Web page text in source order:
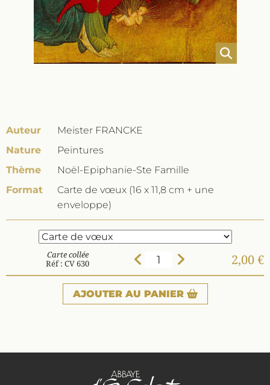
Auteur
Meister FRANCKE
Nature
Peintures
Thème
Noël-Epiphanie-Ste Famille
Format
Carte de vœux (16 x 11,8 cm + une
enveloppe)
Carte collée
Réf : CV 630
2,00 €
AJOUTER AU PANIER